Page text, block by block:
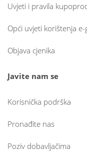
Uvjeti i pravila
Opći uvjeti korištenja
Objava cjenika
Javite nam se
Korisnička podrška
Pronađite nas
Poziv dobavljačima